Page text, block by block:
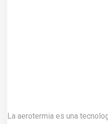
La aerotermia es una